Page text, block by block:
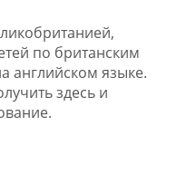
по британским
английском языке.
здесь и